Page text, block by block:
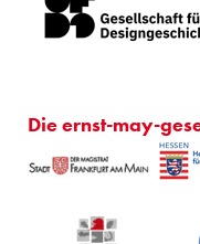
Die ernst-may-